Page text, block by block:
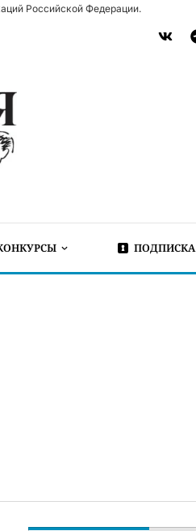
Российской Федерации.
ПОДПИСКА